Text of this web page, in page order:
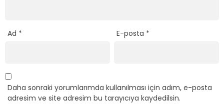
Ad * E-posta *
Daha sonraki yorumlarımda kullanılması için adım, e-posta
adresim ve site adresim bu tarayıcıya kaydedilsin.